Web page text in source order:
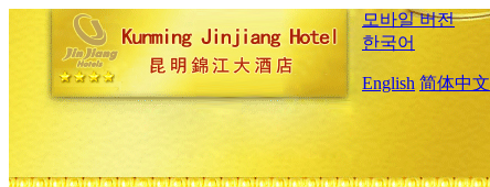
모바일 버전
한국어
English 简体中文